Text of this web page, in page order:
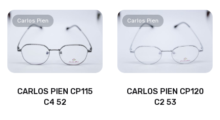
Carlos Pien
CARLOS PIEN CP115
C4 52
Carlos Pien
CARLOS PIEN CP120
C2 53